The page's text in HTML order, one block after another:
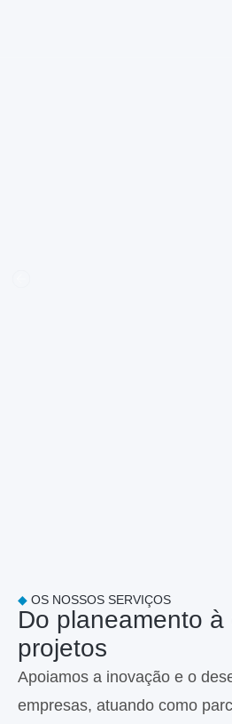
◆ OS NOSSOS SERVIÇOS
Do planeamento
projetos
Apoiamos a inovação e o
empresas, atuando como